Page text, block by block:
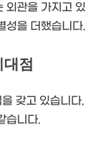
외관을 가지고 있
성을 더했습니다.
점
갖고 있습니다.
습니다.